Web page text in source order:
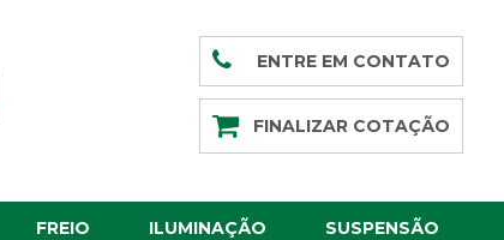
ENTRE EM CONTATO
FINALIZAR COTAÇÃO
FREIO ILUMINAÇÃO SUSPENSÃO